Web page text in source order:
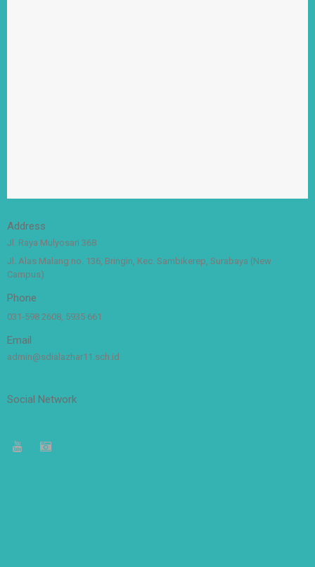
Address
Jl. Raya Mulyosari 368
Jl. Alas Malang no. 136, Bringin, Kec. Sambikerep, Surabaya (New
Campus)
Phone
031-598 2608, 5935 661
Email
admin@sdialazhar11.sch.id
Social Network